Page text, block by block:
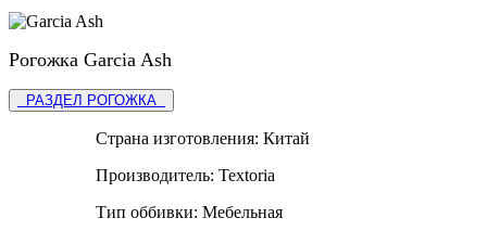
Рогожка Garcia Ash
РАЗДЕЛ РОГОЖКА
Страна изготовления: Китай
Производитель: Textoria
Тип оббивки: Мебельная